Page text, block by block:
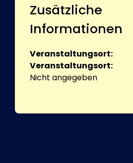
Zusätzliche
Informationen
Veranstaltungsort:
Veranstaltungsort:
Nicht angegeben